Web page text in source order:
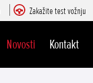
Zakažite test vožnju
Novosti Kontakt